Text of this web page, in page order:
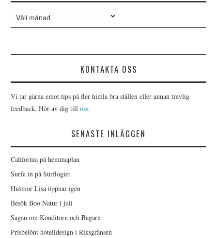
Arkiv
KONTAKTA OSS
Vi tar gärna emot tips på fler himla bra ställen eller annan trevlig
feedback. Hör av dig tilloss.
SENASTE INLÄGGEN
California på hemmaplan
Surfa in på Surflogiet
Husmor Lisa öppnar igen
Besök Boo Natur i juli
Sagan om Konditorn och Bagarn
Prisbelönt hotelldesign i Riksgränsen